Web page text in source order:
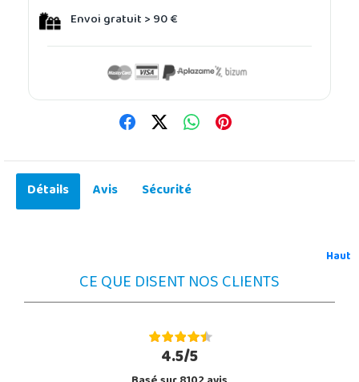
Envoi gratuit > 90 €
Détails Avis Sécurité
Haut
CE QUE DISENT NOS CLIENTS
4.5/5